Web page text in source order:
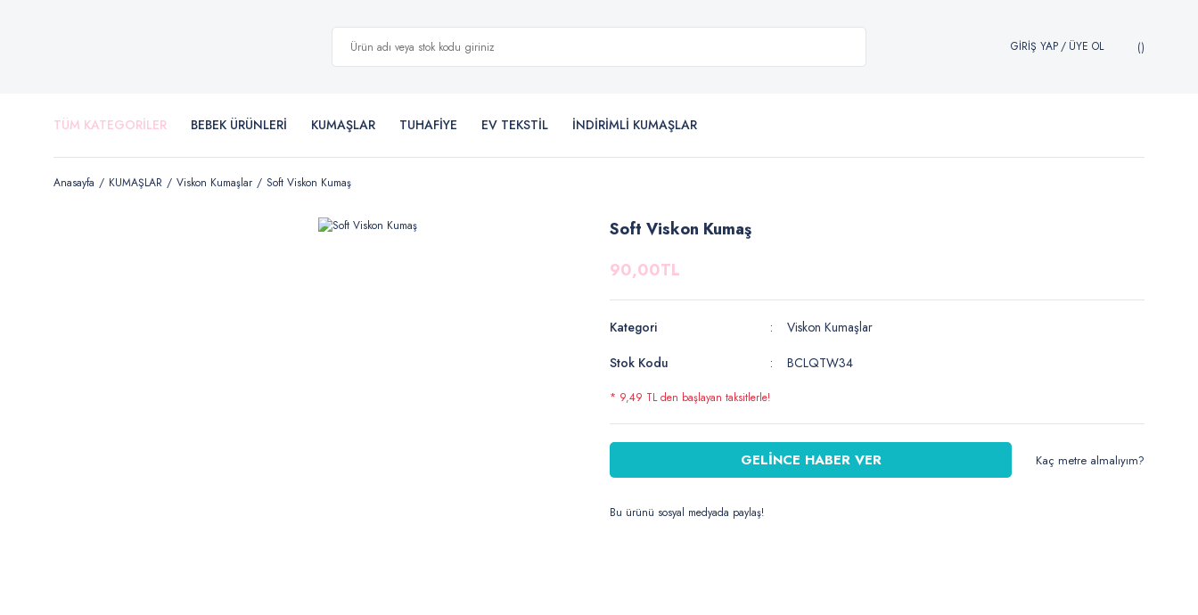
GİRİŞ YAP/ ÜYE OL
TÜM KATEGORİLER BEBEK ÜRÜNLERİ KUMAŞLAR TUHAFİYE EV TEKSTİL İNDİRİMLİ KUMAŞLAR
Anasayfa KUMAŞLAR Viskon Kumaşlar Soft Viskon Kumaş
Soft Viskon Kumaş
90,00TL
Kategori
Viskon Kumaşlar
Stok Kodu
BCLQTW34
* 9,49 TL den başlayan taksitlerle!
GELİNCE HABER VER Kaç metre almalıyım?
Bu ürünü sosyal medyada paylaş!